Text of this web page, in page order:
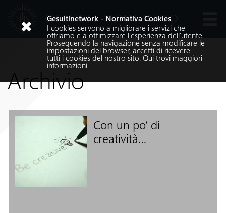
GESUITI NOVIZIATO
Archivio
Con un po’ di
creatività…
Lingue
Cerca nel sito
Gesuitinetwork - Normativa Cookies
I cookies servono a migliorare i servizi che
offriamo e a ottimizzare l'esperienza dell'utente.
Proseguendo la navigazione senza modificare le
impostazioni del browser, accetti di ricevere
tutti i cookies del nostro sito. Quitrovi maggiori
informazioni